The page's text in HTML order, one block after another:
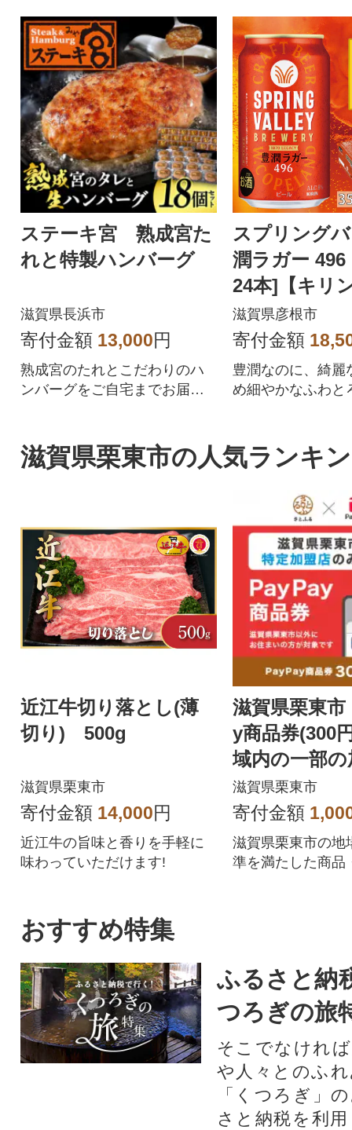
ステーキ宮 熟成宮た
れと特製ハンバーグ
滋賀県長浜市
寄付金額 13,000円
熟成宮のたれとこだわりのハ
ンバーグをご自宅までお届け
スプリングバ
潤ラガー
24本]【キリ
ル】クラフ
滋賀県彦根市
寄付金額
豊潤なのに、綺麗
め細やかなふわと
滋賀県栗東市の人気ランキ
近江牛切り落とし(薄
切り) 500g
滋賀県栗東市
寄付金額 14,000円
近江牛の旨味と香りを手軽に
味わっていただけます!
滋賀県栗東
y商品券(300
域内の一部
みで利用可
滋賀県栗東市
寄付金額
滋賀県栗東市の地
準を満たした商品
おすすめ特集
ふるさと納
つろぎの旅
そこでなけれ
や人々とのふ
「くつろぎ」
さと納税を利